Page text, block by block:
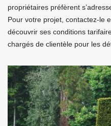
propriétaires préfèrent
Pour votre projet, contactez-le
découvrir ses conditions
chargés de clientèle pour les